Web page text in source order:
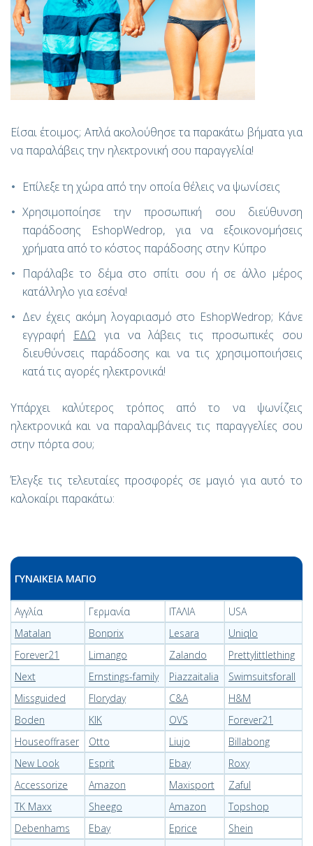
Είσαι έτοιμος; Απλά ακολούθησε τα παρακάτω βήματα για
να παραλάβεις την ηλεκτρονική σου παραγγελία!
Επίλεξε τη χώρα από την οποία θέλεις να ψωνίσεις
Χρησιμοποίησε την προσωπική σου διεύθυνση
παράδοσης EshopWedrop, για να εξοικονομήσεις
χρήματα από το κόστος παράδοσης στην Κύπρο
Παράλαβε το δέμα στο σπίτι σου ή σε άλλο μέρος
κατάλληλο για εσένα!
Δεν έχεις ακόμη λογαριασμό στο EshopWedrop; Κάνε
εγγραφή ΕΔΩγια να λάβεις τις προσωπικές σου
διευθύνσεις παράδοσης και να τις χρησιμοποιήσεις
κατά τις αγορές ηλεκτρονικά!
Υπάρχει καλύτερος τρόπος από το να ψωνίζεις
ηλεκτρονικά και να παραλαμβάνεις τις παραγγελίες σου
στην πόρτα σου;
Έλεγξε τις τελευταίες προσφορές σε μαγιό για αυτό το
καλοκαίρι παρακάτω:
ΓΥΝΑΙΚΕΙΑ ΜΑΓΙΟ
Αγγλία Γερμανία ΙΤΑΛΙΑ
USA
Matalan
Bonprix Lesara
Uniqlo
Forever21
Limango Zalando
Prettylittlething
Next
Ernstings-family Piazzaitalia
Swimsuitsforall
Missguided
Floryday C&A
H&M
Boden
KIK OVS
Forever21
Houseoffraser
Otto Liujo
Billabong
New Look
Esprit Ebay
Roxy
Accessorize
Amazon Maxisport
Zaful
TK Maxx
Sheego Amazon
Topshop
Debenhams
Ebay Eprice
Shein